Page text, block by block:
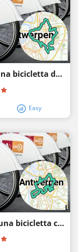
Scopri i distretti di Anversa con una bicicletta da città! (anello settentrionale)
Easy
Scopri i quartieri di Anversa con una bicicletta cittadina!